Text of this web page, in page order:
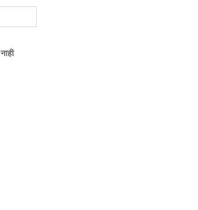
वाचकाने नोंद घ्यावी ! आपला , (नम्र) विशुभाऊ